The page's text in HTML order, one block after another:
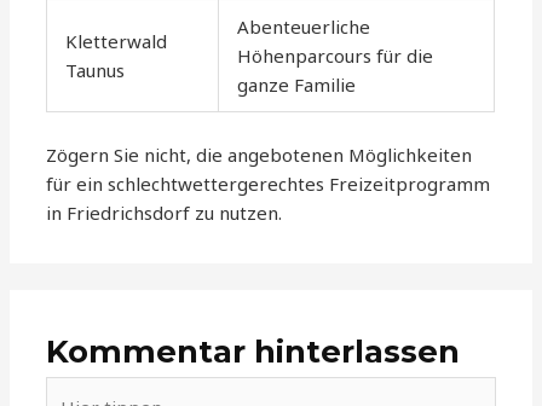
Kletterwald
Taunus
Abenteuerliche
Höhenparcours für die
ganze Familie
Zögern Sie nicht, die angebotenen Möglichkeiten
für ein schlechtwettergerechtes Freizeitprogramm
in Friedrichsdorf zu nutzen.
Kommentar hinterlassen